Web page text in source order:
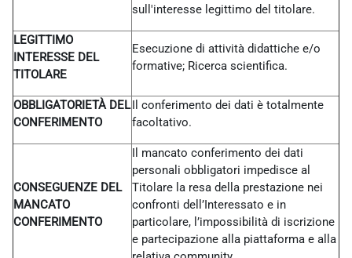
sull'interesse legittimo del titolare.
LEGITTIMO
INTERESSE DEL
TITOLARE
Esecuzione di attività didattiche e/o
formative; Ricerca scientifica.
OBBLIGATORIETÀ DEL
CONFERIMENTO
Il conferimento dei dati è totalmente
facoltativo.
CONSEGUENZE DEL
MANCATO
CONFERIMENTO
Il mancato conferimento dei dati
personali obbligatori impedisce al
Titolare la resa della prestazione nei
confronti dell’Interessato e in
particolare, l’impossibilità di iscrizione
e partecipazione alla piattaforma e alla